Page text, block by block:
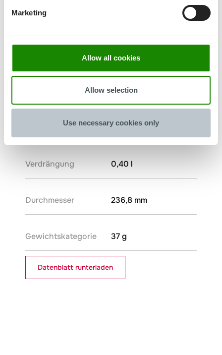
Marketing
Allow all cookies
Allow selection
Use necessary cookies only
37 g
Verdrängung 0,40 l
Durchmesser 236,8 mm
Gewichtskategorie 37 g
Datenblatt runterladen